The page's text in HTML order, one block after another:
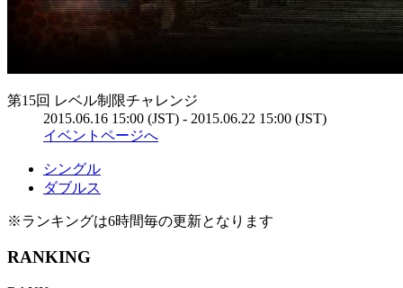
第15回 レベル制限チャレンジ
2015.06.16 15:00 (JST) - 2015.06.22 15:00 (JST)
イベントページへ
シングル
ダブルス
※ランキングは6時間毎の更新となります
RANKING